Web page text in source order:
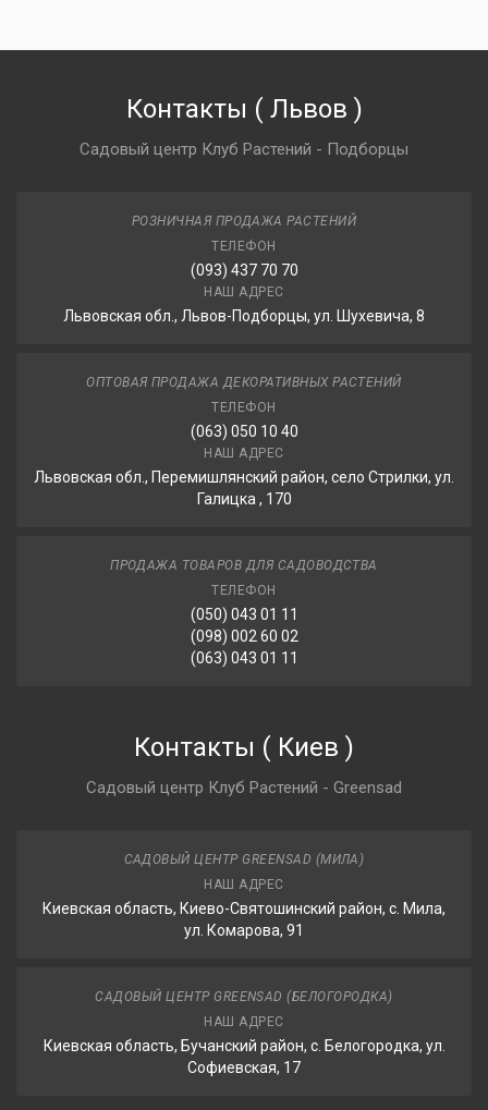
Контакты ( Львов )
Садовый центр Клуб Растений - Подборцы
РОЗНИЧНАЯ ПРОДАЖА РАСТЕНИЙ
ТЕЛЕФОН
(093) 437 70 70
НАШ АДРЕС
Львовская обл., Львов-Подборцы, ул. Шухевича, 8
ОПТОВАЯ ПРОДАЖА ДЕКОРАТИВНЫХ РАСТЕНИЙ
ТЕЛЕФОН
(063) 050 10 40
НАШ АДРЕС
Львовская обл., Перемишлянский район, село Стрилки, ул.
Галицка , 170
ПРОДАЖА ТОВАРОВ ДЛЯ САДОВОДСТВА
ТЕЛЕФОН
(050) 043 01 11
(098) 002 60 02
(063) 043 01 11
Контакты ( Киев )
Садовый центр Клуб Растений - Greensad
САДОВЫЙ ЦЕНТР GREENSAD (МИЛА)
НАШ АДРЕС
Киевская область, Киево-Святошинский район, с. Мила,
ул. Комарова, 91
САДОВЫЙ ЦЕНТР GREENSAD (БЕЛОГОРОДКА)
НАШ АДРЕС
Киевская область, Бучанский район, с. Белогородка, ул.
Софиевская, 17